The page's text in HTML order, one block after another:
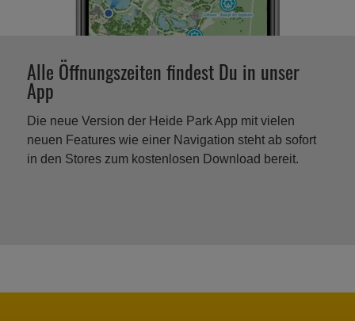
Alle Öffnungszeiten findest Du in unser
App
Die neue Version der Heide Park App mit vielen
neuen Features wie einer Navigation steht ab sofort
in den Stores zum kostenlosen Download bereit.